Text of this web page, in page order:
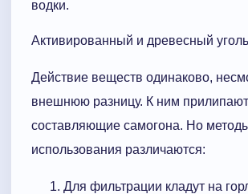
водки.
Активированный и древесный уголь
Действие веществ одинаково,
внешнюю разницу. К ним
составляющие самогона. Но
использования различаются:
Для фильтрации кладут на